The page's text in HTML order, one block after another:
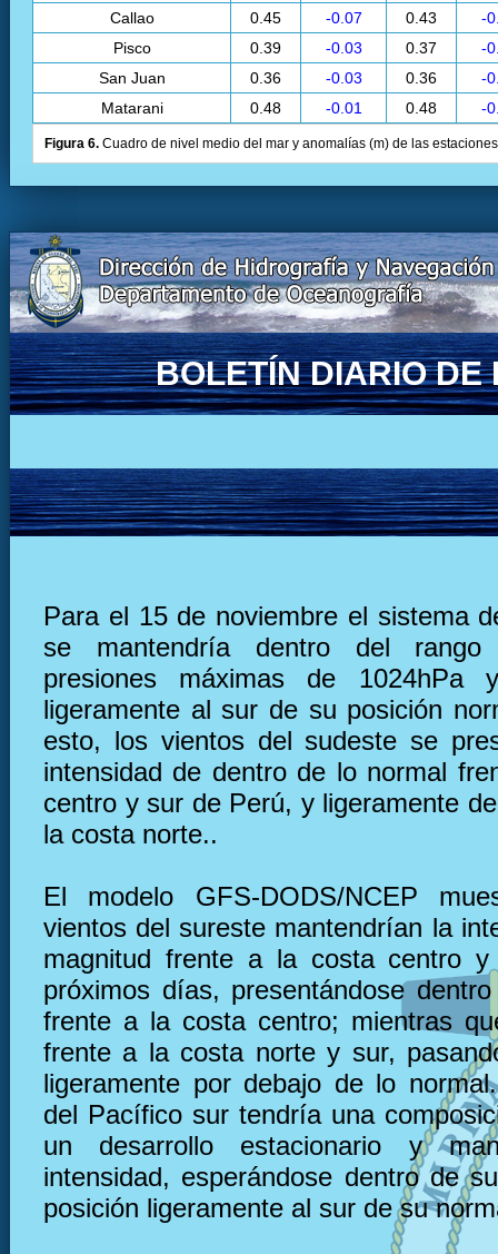
Callao 0.45 -0.07 0.43
-
Pisco
0.39 -0.03 0.37
-
San Juan
0.36 -0.03 0.36
-
Matarani
0.48 -0.01 0.48 -
Figura 6. Cuadro de nivel medio del mar y anomalías (m) de las
BOLETÍN DIARIO DE
Para el 15 de noviembre el sistema
se mantendría dentro del rango
presiones máximas de 1024hPa
ligeramente al sur de su posición
esto, los vientos del sudeste se
intensidad de dentro de lo normal
centro y sur de Perú, y ligeramente
la costa norte..
El modelo GFS-DODS/NCEP
vientos del sureste mantendrían la
magnitud frente a la costa centro
próximos días, presentándose
frente a la costa centro; mientras
frente a la costa norte y sur,
ligeramente por debajo de lo
del Pacífico sur tendría una
un desarrollo estacionario y
intensidad, esperándose dentro de
posición ligeramente al sur de su